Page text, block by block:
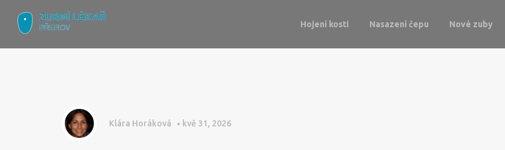
Hojení kosti Nasazení čepu Nové zuby
Klára Horáková kvě 31, 2026